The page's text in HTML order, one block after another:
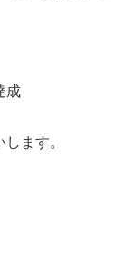
成
ます。